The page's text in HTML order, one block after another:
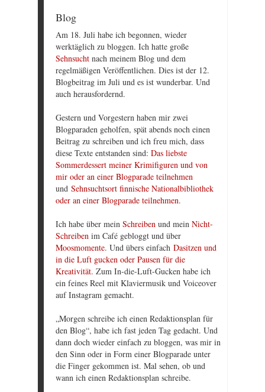
Blog
Am 18. Juli habe ich begonnen, wieder
werktäglich zu bloggen. Ich hatte große
Sehnsucht nach meinem Blog und dem
regelmäßigen Veröffentlichen. Dies ist der 12.
Blogbeitrag im Juli und es ist wunderbar. Und
auch herausfordernd.
Gestern und Vorgestern haben mir zwei
Blogparaden geholfen, spät abends noch einen
Beitrag zu schreiben und ich freu mich, dass
diese Texte entstanden sind: Das liebste
Sommerdessert meiner Krimifiguren und von
mir oder an einer Blogparade teilnehmen
und Sehnsuchtsort finnische Nationalbibliothek
oder an einer Blogparade teilnehmen.
Ich habe über mein Schreiben und mein Nicht-
Schreiben im Café gebloggt und über
Moosmomente. Und übers einfach Dasitzen und
in die Luft gucken oder Pausen für die
Kreativität. Zum In-die-Luft-Gucken habe ich
ein feines Reel mit Klaviermusik und Voiceover
auf Instagram gemacht.
„Morgen schreibe ich einen Redaktionsplan für
den Blog“, habe ich fast jeden Tag gedacht. Und
dann doch wieder einfach zu bloggen, was mir in
den Sinn oder in Form einer Blogparade unter
die Finger gekommen ist. Mal sehen, ob und
wann ich einen Redaktionsplan schreibe.